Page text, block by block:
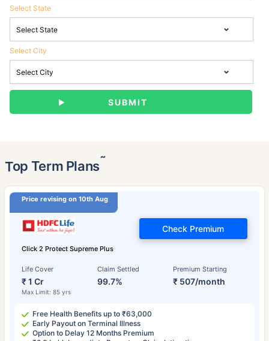
Select State
Select City
Top Term Plans˜
Price revising on 10th Aug
Click 2 Protect Supreme Plus
Life Cover
₹ 1 Cr
Max Limit: 85 yrs
Claim Settled
99.7%
Premium Starting
₹ 507/month
Check Premium
Free Health Benefits up to ₹63,000
Early Payout on Terminal Illness
Option to Delay 12 Months Premium